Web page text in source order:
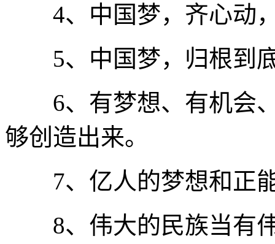
4、中国梦，齐心动
5、中国梦，归根到
6、有梦想、有机会、
够创造出来。
7、亿人的梦想和正能
8、伟大的民族当有伟